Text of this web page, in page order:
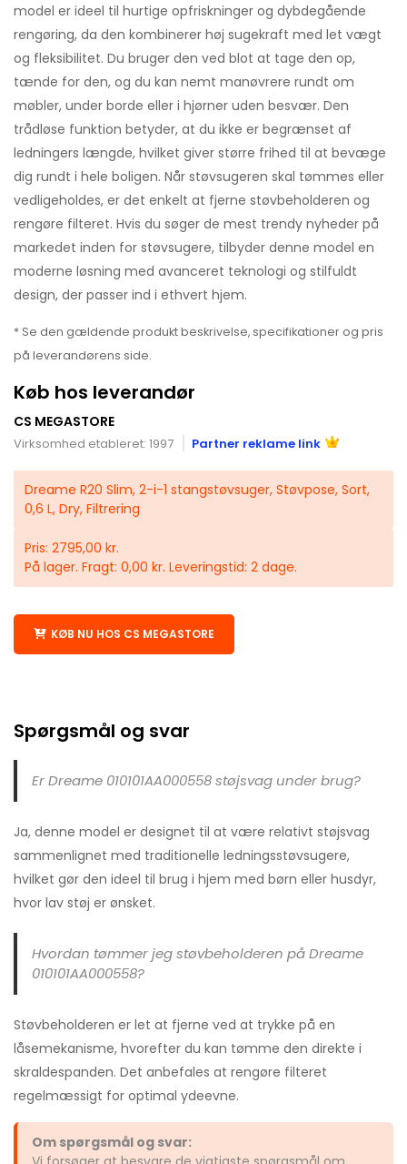
model er ideel til hurtige opfriskninger og dybdegående
rengøring, da den kombinerer høj sugekraft med let vægt
og fleksibilitet. Du bruger den ved blot at tage den op,
tænde for den, og du kan nemt manøvrere rundt om
møbler, under borde eller i hjørner uden besvær. Den
trådløse funktion betyder, at du ikke er begrænset af
ledningers længde, hvilket giver større frihed til at bevæge
dig rundt i hele boligen. Når støvsugeren skal tømmes eller
vedligeholdes, er det enkelt at fjerne støvbeholderen og
rengøre filteret. Hvis du søger de mest trendy nyheder på
markedet inden for støvsugere, tilbyder denne model en
moderne løsning med avanceret teknologi og stilfuldt
design, der passer ind i ethvert hjem.
* Se den gældende produkt beskrivelse, specifikationer og pris
på leverandørens side.
Køb hos leverandør
CS MEGASTORE
Virksomhed etableret: 1997 Partner reklame link
Dreame R20 Slim, 2-i-1 stangstøvsuger, Støvpose, Sort,
0,6 L, Dry, Filtrering
Pris: 2795,00 kr.
På lager. Fragt: 0,00 kr. Leveringstid: 2 dage.
KØB NU HOS CS MEGASTORE
Spørgsmål og svar
Er Dreame 010101AA000558 støjsvag under brug?
Ja, denne model er designet til at være relativt støjsvag
sammenlignet med traditionelle ledningsstøvsugere,
hvilket gør den ideel til brug i hjem med børn eller husdyr,
hvor lav støj er ønsket.
Hvordan tømmer jeg støvbeholderen på Dreame
010101AA000558?
Støvbeholderen er let at fjerne ved at trykke på en
låsemekanisme, hvorefter du kan tømme den direkte i
skraldespanden. Det anbefales at rengøre filteret
regelmæssigt for optimal ydeevne.
Om spørgsmål og svar: